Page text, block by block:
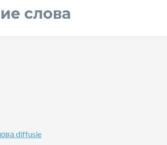
слова
diffusie